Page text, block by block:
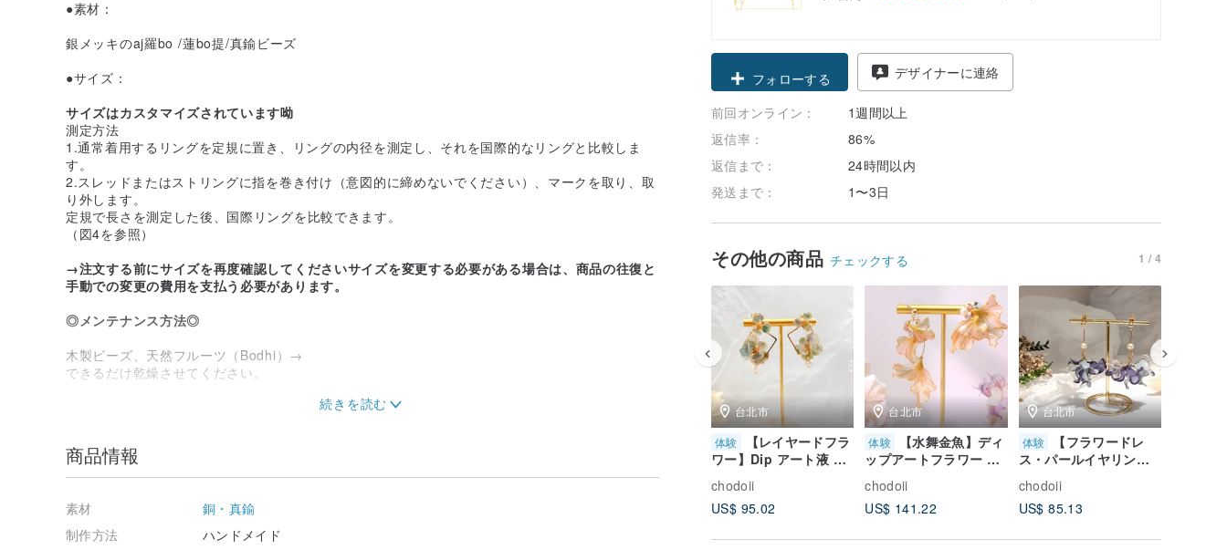
クーポン取得
フォローする
デザイナーに連絡
前回オンライン：
1週間以上
返信率：
86%
返信まで：
24時間以内
発送まで：
1〜3日
その他の商品 チェックする 1 / 4
台北市
体験
【レイヤードフラ
ワー】Dip アート液 ジ
ェル レジン 手作り体験
レッスン 1 名様から開
講
chodoii
US$ 95.02
台北市
体験
【水舞金魚】ディ
ップアートフラワー 半
固形ジェル レジン ハン
ドメイド体験レッスン
1名様から開講
chodoii
US$ 141.22
台北市
体験
【フラワードレ
ス・パールイヤリン
グ】フラワー液晶フラ
ワー手作り体験コース
【お1人様からスタート
chodoii
US$ 85.13
●素材：
銀メッキのaj羅bo /蓮bo提/真鍮ビーズ
●サイズ：
サイズはカスタマイズされています呦
測定方法
1.通常着用するリングを定規に置き、リングの内径を測定し、それを国際的なリングと比較しま
す。
2.スレッドまたはストリングに指を巻き付け（意図的に締めないでください）、マークを取り、取
り外します。
定規で長さを測定した後、国際リングを比較できます。
（図4を参照）
→注文する前にサイズを再度確認してくださいサイズを変更する必要がある場合は、商品の往復と
手動での変更の費用を支払う必要があります。
◎メンテナンス方法◎
木製ビーズ、天然フルーツ（Bodhi）→
できるだけ乾燥させてください。
ており、色はとても良いです。）
箱またはジッパー付きバッグに入れてください。
これにより、状態を美しく保つことができます！
商品情報
素材
銅・真鍮
制作方法
ハンドメイド